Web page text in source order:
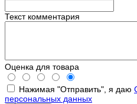
Текст комментария
Оценка для товара
Нажимая "Отправить", я даю
персональных данных